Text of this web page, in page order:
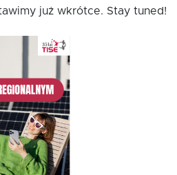
już wkrótce. Stay tuned!